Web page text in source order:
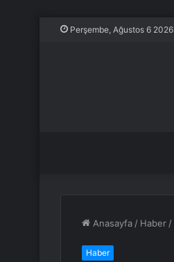
Perşembe, Ağustos 6 2026
Anasayfa / Haber /
Haber